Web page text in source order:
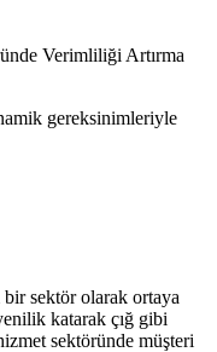
Verimliliği Artırma
gereksinimleriyle
bir sektör olarak ortaya
katarak çığ gibi
sektöründe müşteri